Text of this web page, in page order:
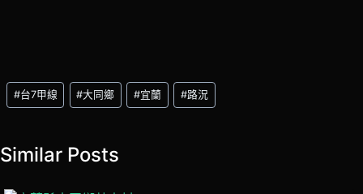
Post
Tags:
#台7甲線 #大同鄉 #宜蘭 #路況
Similar Posts